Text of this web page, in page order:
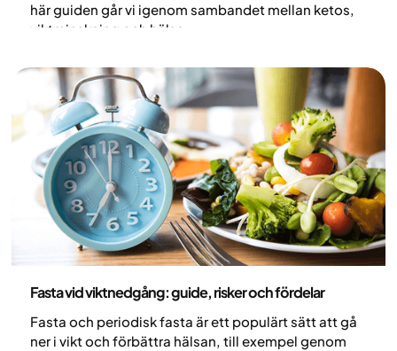
här guiden går vi igenom sambandet mellan ketos,
viktminskning och hälsa.
Fasta vid viktnedgång: guide, risker och fördelar
Fasta och periodisk fasta är ett populärt sätt att gå
ner i vikt och förbättra hälsan, till exempel genom